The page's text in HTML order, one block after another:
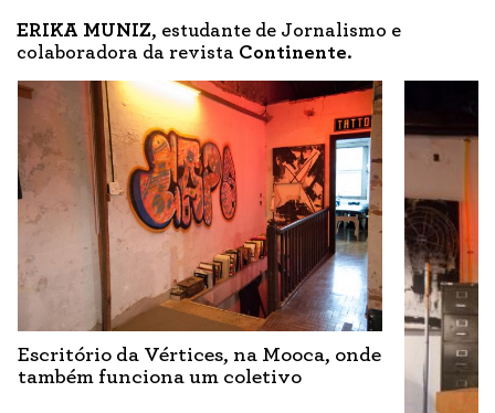
ERIKA MUNIZ, estudante de Jornalismo e
colaboradora da revista Continente.
Escritório da Vértices, na Mooca, onde
também funciona um coletivo